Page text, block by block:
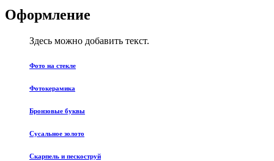
Оформление
Здесь можно добавить текст.
Фото на стекле
Фотокерамика
Бронзовые буквы
Сусальное золото
Скарпель и пескоструй